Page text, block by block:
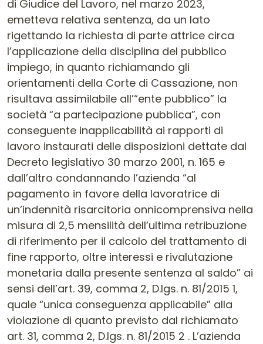
di Giudice del Lavoro, nel marzo 2023,
emetteva relativa sentenza, da un lato
rigettando la richiesta di parte attrice circa
l’applicazione della disciplina del pubblico
impiego, in quanto richiamando gli
orientamenti della Corte di Cassazione, non
risultava assimilabile all’“ente pubblico” la
società “a partecipazione pubblica”, con
conseguente inapplicabilità ai rapporti di
lavoro instaurati delle disposizioni dettate dal
Decreto legislativo 30 marzo 2001, n. 165 e
dall’altro condannando l’azienda “al
pagamento in favore della lavoratrice di
un’indennità risarcitoria onnicomprensiva nella
misura di 2,5 mensilità dell’ultima retribuzione
di riferimento per il calcolo del trattamento di
fine rapporto, oltre interessi e rivalutazione
monetaria dalla presente sentenza al saldo” ai
sensi dell’art. 39, comma 2, D.lgs. n. 81/2015 1,
quale “unica conseguenza applicabile” alla
violazione di quanto previsto dal richiamato
art. 31, comma 2, D.lgs. n. 81/2015 2 . L’azienda